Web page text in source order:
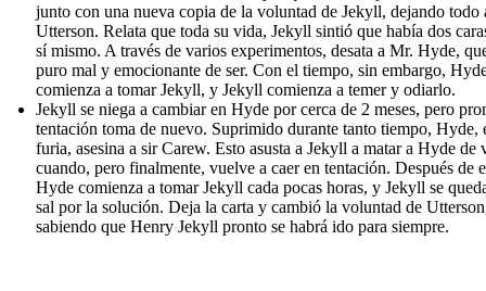
junto con una nueva copia de la voluntad de Jekyll, dejando todo
Utterson. Relata que toda su vida, Jekyll sintió que había dos
sí mismo. A través de varios experimentos, desata a Mr. Hyde,
puro mal y emocionante de ser. Con el tiempo, sin embargo,
comienza a tomar Jekyll, y Jekyll comienza a temer y odiarlo.
Jekyll se niega a cambiar en Hyde por cerca de 2 meses, pero
tentación toma de nuevo. Suprimido durante tanto tiempo, Hyde,
furia, asesina a sir Carew. Esto asusta a Jekyll a matar a Hyde de
cuando, pero finalmente, vuelve a caer en tentación. Después de
Hyde comienza a tomar Jekyll cada pocas horas, y Jekyll se
sal por la solución. Deja la carta y cambió la voluntad de
sabiendo que Henry Jekyll pronto se habrá ido para siempre.